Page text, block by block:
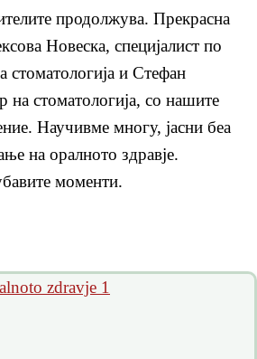
продолжува. Прекрасна
Новеска, специјалист по
стоматологија и Стефан
на стоматологија, со нашите
Научивме многу, јасни беа
на оралното здравје.
моменти.